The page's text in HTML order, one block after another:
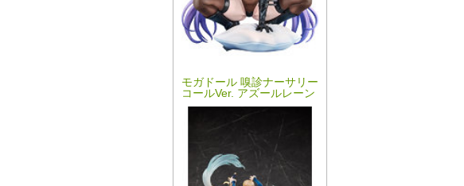
モガドール 嗅診ナーサリー
コールVer. アズールレーン